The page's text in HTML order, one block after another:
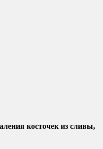
косточек из сливы,